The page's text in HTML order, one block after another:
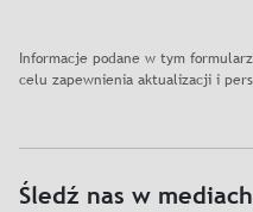
Informacje podane w tym
celu zapewnienia aktualizacji i
Śledź nas w